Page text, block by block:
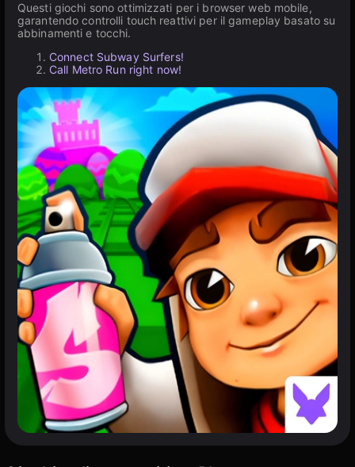
Questi giochi sono ottimizzati per i browser web mobile,
garantendo controlli touch reattivi per il gameplay basato su
abbinamenti e tocchi.
Connect Subway Surfers!
Call Metro Run right now!